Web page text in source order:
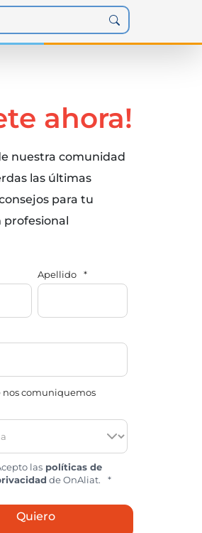
ahora!
nuestra comunidad
las últimas
para tu
profesional
Apellido *
nos comuniquemos
las políticas de
de OnAliat. *